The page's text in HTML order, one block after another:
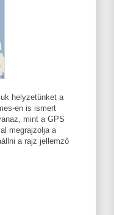
helyzetünket a
en is ismert
mint a GPS
megrajzolja a
a rajz jellemző